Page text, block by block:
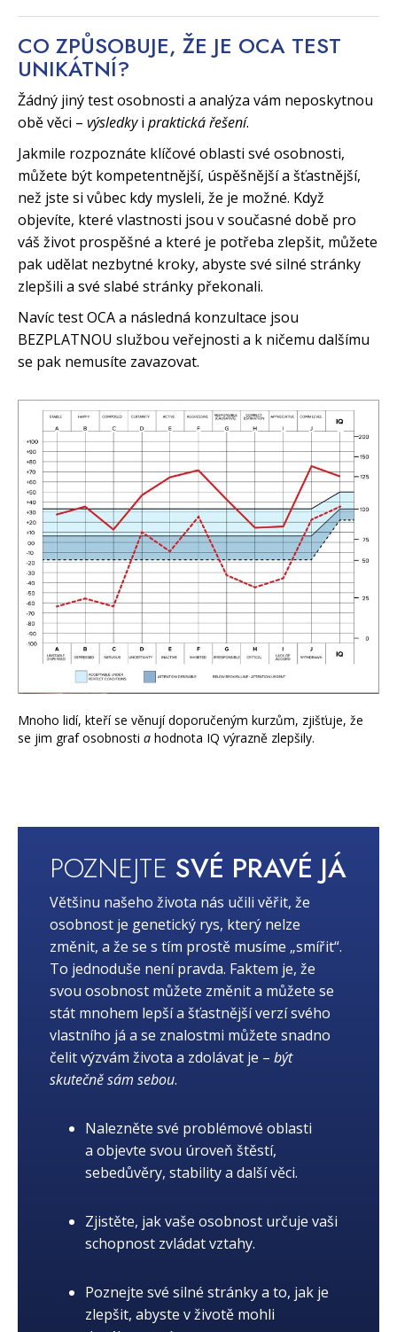
CO ZPŮSOBUJE, ŽE JE OCA TEST
UNIKÁTNÍ?
Žádný jiný test osobnosti a analýza vám neposkytnou
obě věci – výsledkyi praktická řešení.
Jakmile rozpoznáte klíčové oblasti své osobnosti,
můžete být kompetentnější, úspěšnější a šťastnější,
než jste si vůbec kdy mysleli, že je možné. Když
objevíte, které vlastnosti jsou v současné době pro
váš život prospěšné a které je potřeba zlepšit, můžete
pak udělat nezbytné kroky, abyste své silné stránky
zlepšili a své slabé stránky překonali.
Navíc test OCA a následná konzultace jsou
BEZPLATNOU službou veřejnosti a k ničemu dalšímu
se pak nemusíte zavazovat.
Mnoho lidí, kteří se věnují doporučeným kurzům, zjišťuje, že
se jim graf osobnosti a hodnota IQ výrazně zlepšily.
POZNEJTE SVÉ PRAVÉ JÁ
Většinu našeho života nás učili věřit, že
osobnost je genetický rys, který nelze
změnit, a že se s tím prostě musíme „smířit“.
To jednoduše není pravda. Faktem je, že
svou osobnost můžete změnit a můžete se
stát mnohem lepší a šťastnější verzí svého
vlastního já a se znalostmi můžete snadno
čelit výzvám života a zdolávat je – být
skutečně sám sebou.
Nalezněte své problémové oblasti
a objevte svou úroveň štěstí,
sebedůvěry, stability a další věci.
Zjistěte, jak vaše osobnost určuje vaši
schopnost zvládat vztahy.
Poznejte své silné stránky a to, jak je
zlepšit, abyste v životě mohli